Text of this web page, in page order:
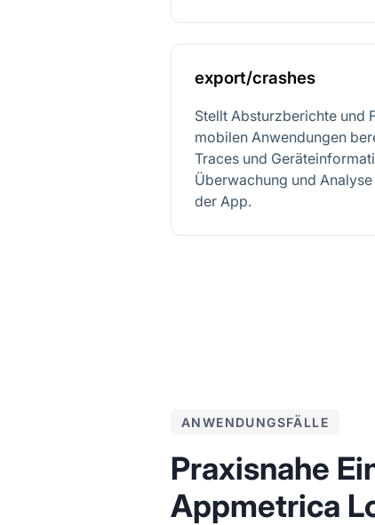
export/crashes
Stellt Absturzberichte und
mobilen Anwendungen
Traces und
Überwachung und
der App.
ANWENDUNGSFÄLLE
Praxisnahe
Appmetrica